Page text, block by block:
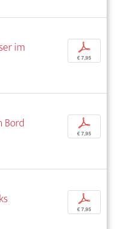
im
p
€ 7,95
Bord
p
€ 7,95
p
€ 7,95